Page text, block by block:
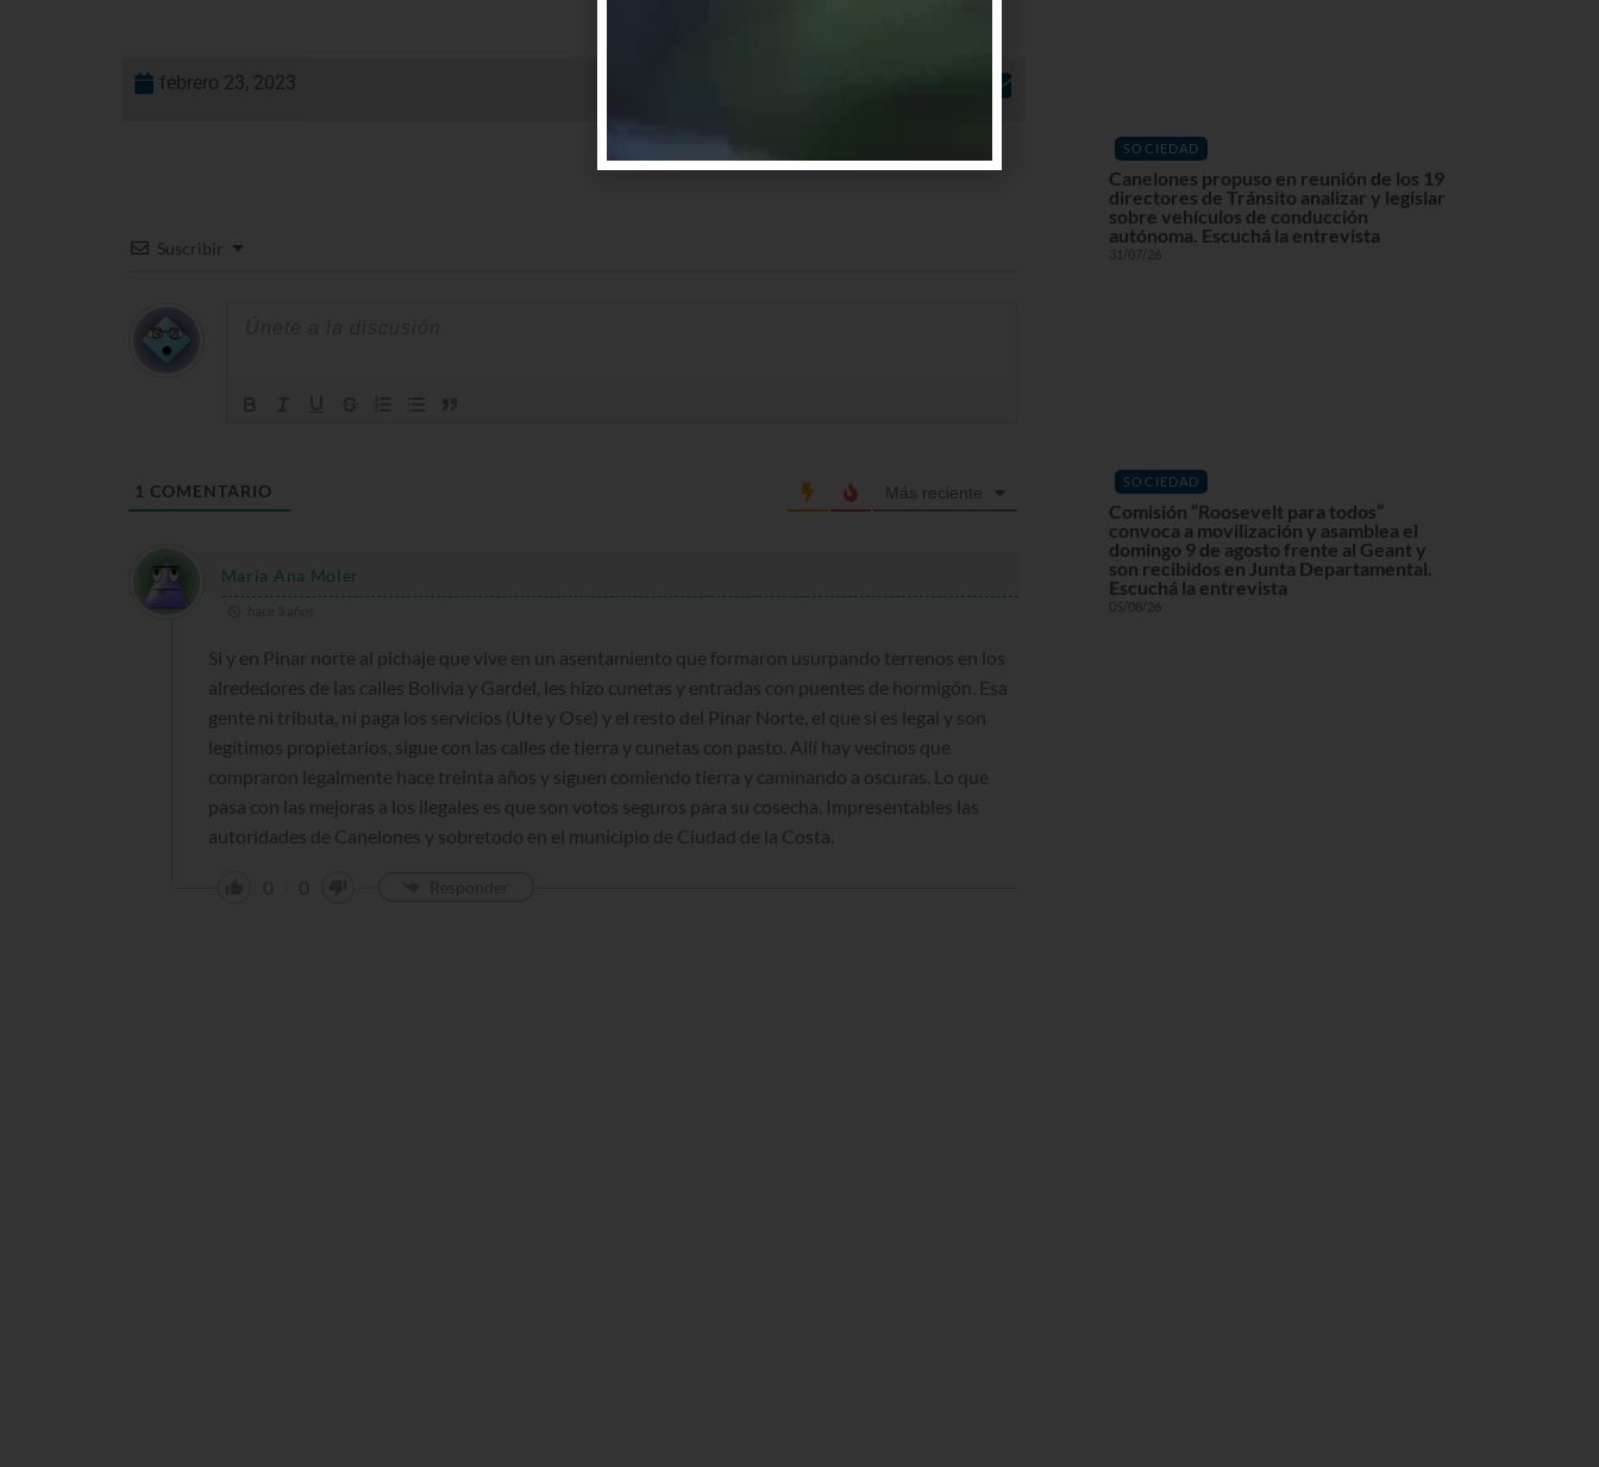
febrero 23, 2023
Suscribir
1 COMENTARIO Más reciente
María Ana Moler
Si y en Pinar norte al pichaje que vive en un asentamiento que formaron usurpando terrenos en los
alrededores de las calles Bolivia y Gardel, les hizo cunetas y entradas con puentes de hormigón. Esa
gente ni tributa, ni paga los servicios (Ute y Ose) y el resto del Pinar Norte, el que si es legal y son
legítimos propietarios, sigue con las calles de tierra y cunetas con pasto. Allí hay vecinos que
compraron legalmente hace treinta años y siguen comiendo tierra y caminando a oscuras. Lo que
pasa con las mejoras a los ilegales es que son votos seguros para su cosecha. Impresentables las
autoridades de Canelones y sobretodo en el municipio de Ciudad de la Costa.
SOCIEDAD
Canelones propuso en reunión de los 19
directores de Tránsito analizar y legislar
sobre vehículos de conducción
autónoma. Escuchá la entrevista
31/07/26
SOCIEDAD
Comisión “Roosevelt para todos”
convoca a movilización y asamblea el
domingo 9 de agosto frente al Geant y
son recibidos en Junta Departamental.
Escuchá la entrevista
05/08/26